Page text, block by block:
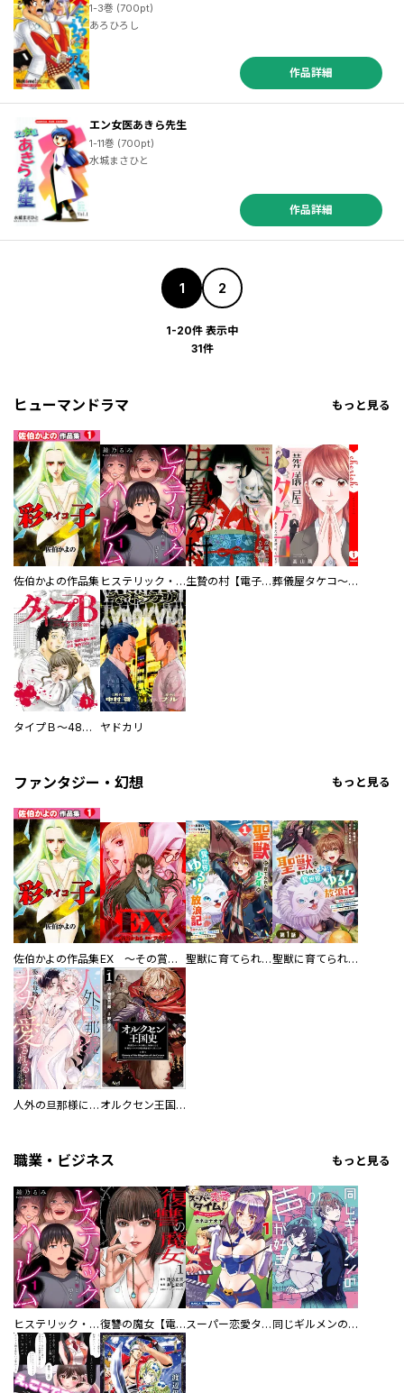
1-3巻 (700pt)
あろひろし
作品詳細
エン女医あきら先生
1-11巻 (700pt)
水城まさひと
作品詳細
1 2
1-20件 表示中
31件
ヒューマンドラマ もっと見る
佐伯かよの作品集 ヒステリック・ハーレム～搾られる男と堕ちる女～【電子単行本版】 生贄の村【電子単行本版】 葬儀屋タケコ～あなたの最期、叶えます【電子単行本版】
タイプＢ～48時間後、致死率100％～【単話】 ヤドカリ
ファンタジー・幻想 もっと見る
佐伯かよの作品集 EX ～その賞金稼ぎは、世界の出口を探す～【単行本版】 聖獣に育てられた少年の異世界ゆるり放浪記～神様からもらったチート魔法で、仲間たちとスローライフを満喫中～ 聖獣に育てられた少年の異世界ゆるり放浪記～神様からもらったチート魔法で、仲間たちとスローライフを満喫中～【分冊版】
人外の旦那様に娶られ毎晩ナカまで愛される…。アンソロジー オルクセン王国史
職業・ビジネス もっと見る
ヒステリック・ハーレム～搾られる男と堕ちる女～【電子単行本版】 復讐の魔女【電子単行本版】 スーパー恋愛タイム！～現場でドＳな彼女は自宅でデレる～ 同じギルメンの声が好き